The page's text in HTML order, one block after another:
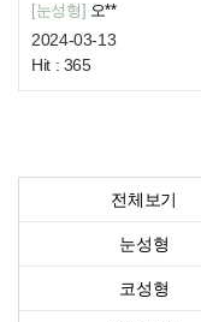
[눈성형] 오**
2024-03-13
Hit : 365
전체보기
눈성형
코성형